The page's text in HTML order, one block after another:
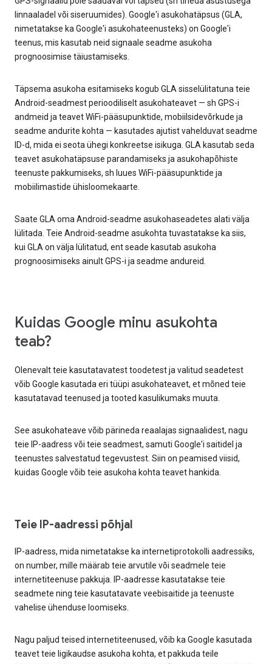
linnaaladel või siseruumides). Google'i asukohatäpsus (GLA,
nimetatakse ka Google'i asukohateenusteks) on Google'i
teenus, mis kasutab neid signaale seadme asukoha
prognoosimise täiustamiseks.
Täpsema asukoha esitamiseks kogub GLA sisselülitatuna teie
Android-seadmest perioodiliselt asukohateavet — sh GPS-i
andmeid ja teavet WiFi-pääsupunktide, mobiilsidevõrkude ja
seadme andurite kohta — kasutades ajutist vahelduvat seadme
ID-d, mida ei seota ühegi konkreetse isikuga. GLA kasutab seda
teavet asukohatäpsuse parandamiseks ja asukohapõhiste
teenuste pakkumiseks, sh luues WiFi-pääsupunktide ja
mobiilimastide ühisloomekaarte.
Saate GLA oma Android-seadme asukohaseadetes alati välja
lülitada. Teie Android-seadme asukohta tuvastatakse ka siis,
kui GLA on välja lülitatud, ent seade kasutab asukoha
prognoosimiseks ainult GPS-i ja seadme andureid.
Kuidas Google minu asukohta
teab?
Olenevalt teie kasutatavatest toodetest ja valitud seadetest
võib Google kasutada eri tüüpi asukohateavet, et mõned teie
kasutatavad teenused ja tooted kasulikumaks muuta.
See asukohateave võib pärineda reaalajas signaalidest, nagu
teie IP-aadress või teie seadmest, samuti Google'i saitidel ja
teenustes salvestatud tegevustest. Siin on peamised viisid,
kuidas Google võib teie asukoha kohta teavet hankida.
Teie IP-aadressi põhjal
IP-aadress, mida nimetatakse ka internetiprotokolli aadressiks,
on number, mille määrab teie arvutile või seadmele teie
internetiteenuse pakkuja. IP-aadresse kasutatakse teie
seadmete ning teie kasutatavate veebisaitide ja teenuste
vahelise ühenduse loomiseks.
Nagu paljud teised internetiteenused, võib ka Google kasutada
teavet teie ligikaudse asukoha kohta, et pakkuda teile